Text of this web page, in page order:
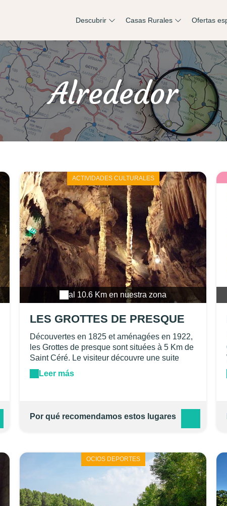
Descubrir Casas Rurales Ofertas
Alrededor
ACTIVIDADES CULTURALES
al 10.6 Km en nuestra zona
LES GROTTES DE PRESQUE
Découvertes en 1825 et aménagées en 1922,
les Grottes de presque sont situées à 5 Km de
Saint Céré. Le visiteur découvre une suite
ininterrompue de concrétions de toutes formes
et de teintes variées. Outre ses concrétions,
mètres de haut, certains d'une grande finesse
comme les "Cierges". Des spectacles plus
évocateur.
Leer más
Por qué recomendamos estos lugares
OCIOS DEPORTES